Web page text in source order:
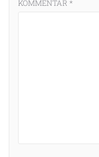
KOMMENTAR *